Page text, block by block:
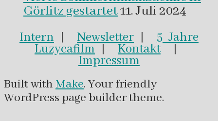
Görlitz gestartet11. Juli 2024
Intern Newsletter 5 Jahre
Luzycafilm Kontakt|
Impressum
Built with Make. Your friendly
WordPress page builder theme.